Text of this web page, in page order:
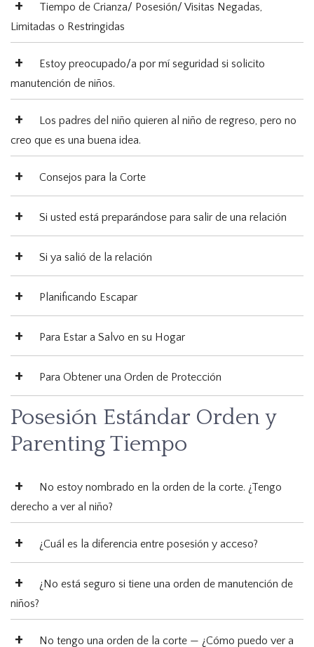
Tiempo de Crianza/ Posesión/ Visitas Negadas,
Limitadas o Restringidas
Estoy preocupado/a por mí seguridad si solicito
manutención de niños.
Los padres del niño quieren al niño de regreso, pero no
creo que es una buena idea.
Consejos para la Corte
Si usted está preparándose para salir de una relación
Si ya salió de la relación
Planificando Escapar
Para Estar a Salvo en su Hogar
Para Obtener una Orden de Protección
Posesión Estándar Orden y
Parenting Tiempo
No estoy nombrado en la orden de la corte. ¿Tengo
derecho a ver al niño?
¿Cuál es la diferencia entre posesión y acceso?
¿No está seguro si tiene una orden de manutención de
niños?
No tengo una orden de la corte — ¿Cómo puedo ver a